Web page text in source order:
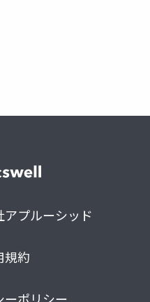
プルーシッド
規約
ーポリシー